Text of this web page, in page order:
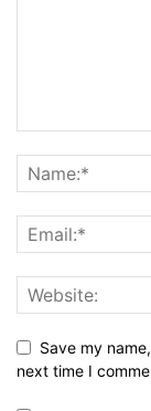
Save my
next time I